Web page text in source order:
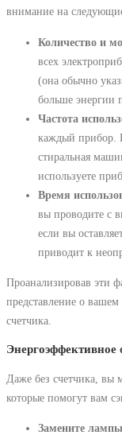
внимание на
Количество и
всех
(она обычно
больше энергии
Частота
каждый прибор.
стиральная
используете
Время
вы проводите с
если вы
приводит к
Проанализировав эти
представление о вашем
счетчика.
Энергоэффективное
Даже без счетчика, вы
которые помогут вам
Замените